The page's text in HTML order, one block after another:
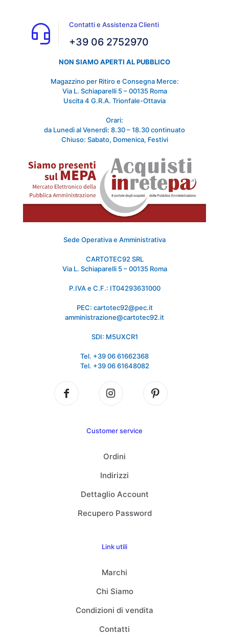
Contatti e Assistenza Clienti
+39 06 2752970
NON SIAMO APERTI AL PUBBLICO
Magazzino per Ritiro e Consegna Merce:
Via L. Schiaparelli 5 – 00135 Roma
Uscita 4 G.R.A. Trionfale-Ottavia
Orari:
da Lunedì al Venerdì: 8.30 – 18.30 continuato
Chiuso: Sabato, Domenica, Festivi
Sede Operativa e Amministrativa
CARTOTEC92 SRL
Via L. Schiaparelli 5 – 00135 Roma
P.IVA e C.F.: IT04293631000
PEC: cartotec92@pec.it
amministrazione@cartotec92.it
SDI: M5UXCR1
Tel. +39 06 61662368
Tel. +39 06 61648082
Customer service
Ordini
Indirizzi
Dettaglio Account
Recupero Password
Link utili
Marchi
Chi Siamo
Condizioni di vendita
Contatti